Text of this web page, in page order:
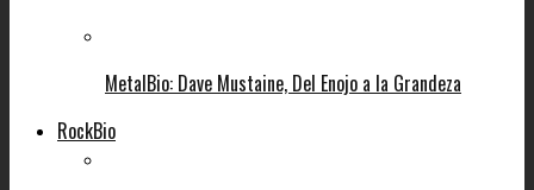
MetalBio: Dave Mustaine, Del Enojo a la Grandeza
RockBio